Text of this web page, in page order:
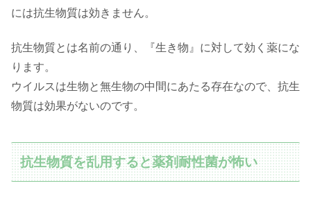
には抗生物質は効きません。
抗生物質とは名前の通り、『生き物』に対して効く薬にな
ります。
ウイルスは生物と無生物の中間にあたる存在なので、抗生
物質は効果がないのです。
抗生物質を乱用すると薬剤耐性菌が怖い